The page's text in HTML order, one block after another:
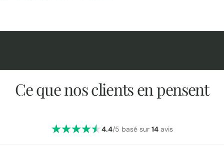
Ce que nos clients en pensent
4.4/5 basé sur 14avis